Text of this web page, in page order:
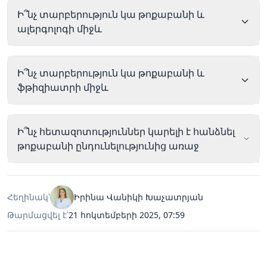
Ի՞նչ տարբերություն կա թոքաբանի և
ալերգոլոգի միջև
Ի՞նչ տարբերություն կա թոքաբանի և
ֆթիզիատրի միջև
Ի՞նչ հետազոտություններ կարելի է հանձնել
թոքաբանի ընդունելությունից առաջ
Հեղինակ՝
Իրինա Վանիկի Խաչատրյան
Թարմացվել է՝21 հոկտեմբերի 2025, 07:59